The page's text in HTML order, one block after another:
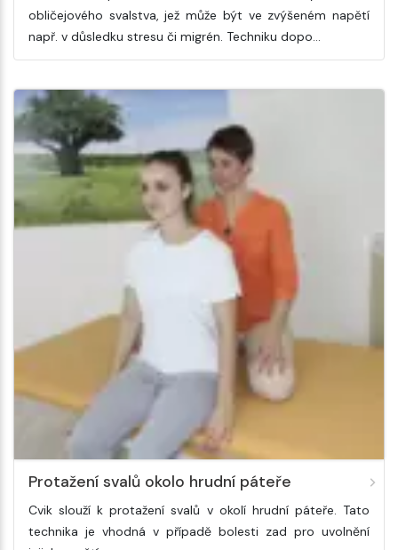
obličejového svalstva, jež může být ve zvýšeném napětí
např. v důsledku stresu či migrén. Techniku dopo…
Protažení svalů okolo hrudní páteře
Cvik slouží k protažení svalů v okolí hrudní páteře. Tato
technika je vhodná v případě bolesti zad pro uvolnění